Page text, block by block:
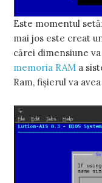
Este momentul
mai jos este creat
cărei dimensiune
memoria RAM a
Ram, fişierul va